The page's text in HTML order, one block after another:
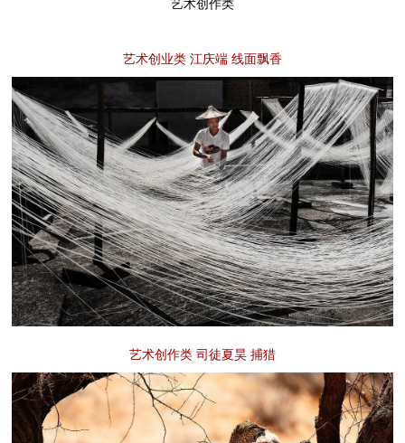
艺术创业类 江庆端 线面飘香
艺术创作类 司徒夏昊 捕猎